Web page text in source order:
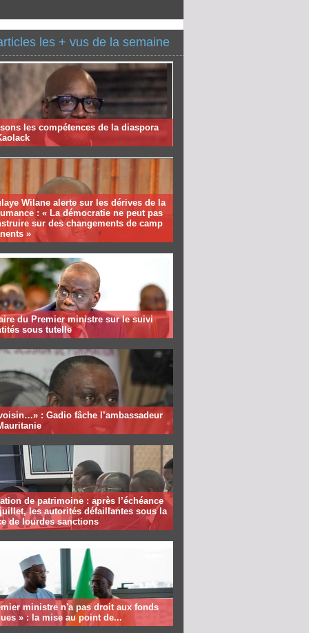
les + vus de la semaine
les compétences de la diaspora
Wilane alerte sur les dérives de la
: « La démocratie ne peut pas
sur des changements de camp
»
du Premier ministre sur le suivi
sous tutelle
: Gadio fâche l’ambassadeur
de patrimoine : après l’échéance
les autorités défaillantes sous la
de lourdes sanctions
ministre n'a pas droit aux fonds
» : la mise au point de...